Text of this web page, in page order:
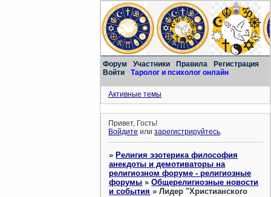
Форум Участники Правила
Регистрация
Войти
Таролог и психолог онлайн
Активные темы
Привет, Гость!
Войдите илизарегистрируйтесь.
»Религия эзотерика философия
анекдоты и демотиваторы на
религиозном форуме - религиозные
форумы »Общерелигиозные новости
и события »Лидер "Христианского